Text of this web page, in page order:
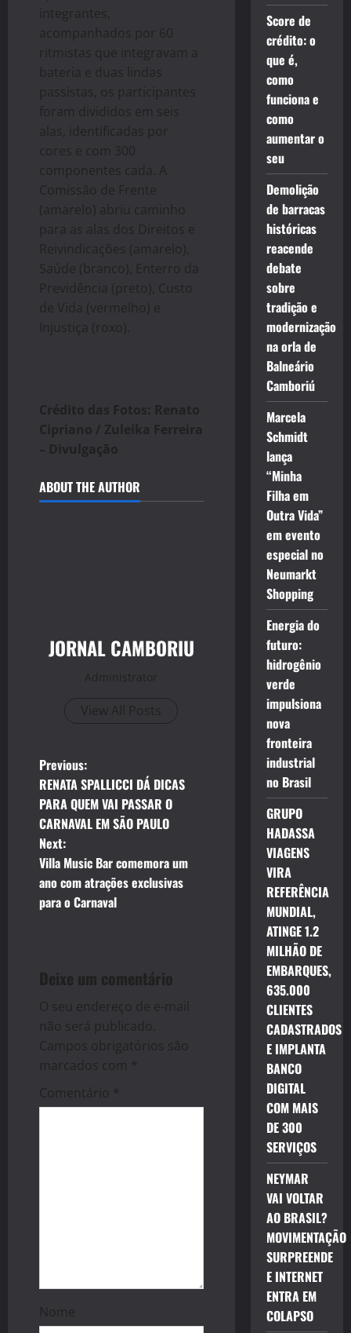
integrantes,
acompanhados por 60
ritmistas que integravam a
bateria e duas lindas
passistas, os participantes
foram divididos em seis
alas, identificadas por
cores e com 300
componentes cada. A
Comissão de Frente
(amarelo) abriu caminho
para as alas dos Direitos e
Reivindicações (amarelo),
Saúde (branco), Enterro da
Previdência (preto), Custo
de Vida (vermelho) e
Injustiça (roxo).
Crédito das Fotos: Renato
Cipriano / Zuleika Ferreira
– Divulgação
ABOUT THE AUTHOR
JORNAL CAMBORIU
Administrator
View All Posts
P
o
s
t
n
v
i
g
a
t
Previous:
RENATA SPALLICCI DÁ DICAS
PARA QUEM VAI PASSAR O
CARNAVAL EM SÃO PAULO
Next:
Villa Music Bar comemora um
ano com atrações exclusivas
para o Carnaval
Deixe um comentário
O seu endereço de e-mail
não será publicado.
Campos obrigatórios são
marcados com *
Comentário *
Nome
Score de
crédito: o
que é,
como
funciona e
como
aumentar o
seu
Demolição
de barracas
históricas
reacende
debate
sobre
tradição e
modernização
na orla de
Balneário
Camboriú
Marcela
Schmidt
lança
“Minha
Filha em
Outra Vida”
em evento
especial no
Neumarkt
Shopping
Energia do
futuro:
hidrogênio
verde
impulsiona
nova
fronteira
industrial
no Brasil
GRUPO
HADASSA
VIAGENS
VIRA
REFERÊNCIA
MUNDIAL,
ATINGE 1.2
MILHÃO DE
EMBARQUES,
635.000
CLIENTES
CADASTRADOS
E IMPLANTA
BANCO
DIGITAL
COM MAIS
DE 300
SERVIÇOS
NEYMAR
VAI VOLTAR
AO BRASIL?
MOVIMENTAÇÃO
SURPREENDE
E INTERNET
ENTRA EM
COLAPSO